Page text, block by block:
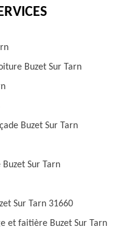
Buzet Sur Tarn
Buzet Sur Tarn
Sur Tarn
Sur Tarn 31660
et faitière Buzet Sur Tarn